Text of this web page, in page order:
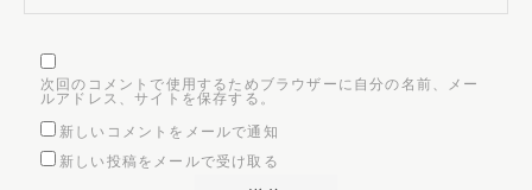
次回のコメントで使用するためブラウザーに自分の名前、メー
ルアドレス、サイトを保存する。
新しいコメントをメールで通知
新しい投稿をメールで受け取る